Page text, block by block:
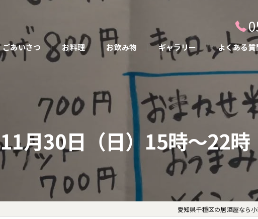
ごあいさつ お料理 お飲み物 ギャラリー よくある質
11月30日（日）15時〜22時
愛知県千種区の居酒屋なら